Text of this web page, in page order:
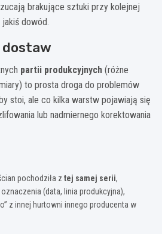
brakujące sztuki przy kolejnej
dowód.
partii produkcyjnych (różne
to prosta droga do problemów
stoi, ale co kilka warstw pojawiają się
lub nadmiernego korektowania
pochodziła z tej samej serii,
(data, linia produkcyjna),
z innej hurtowni innego producenta w